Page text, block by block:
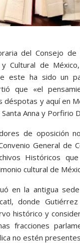
del Consejo de
Cultural de
este ha sido un
que «el
déspotas y aquí en
Anna y Porfirio
de oposición
General de
Históricos
cultural de
en la antigua
donde
histórico y
fracciones
no estén